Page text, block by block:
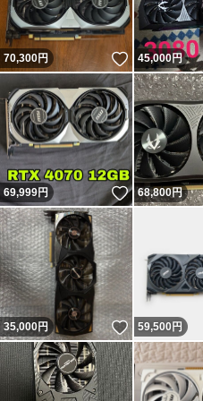
70,300円 いいね！
45,000円
69,999円 いいね！
68,800円
35,000円 いいね！
59,500 円